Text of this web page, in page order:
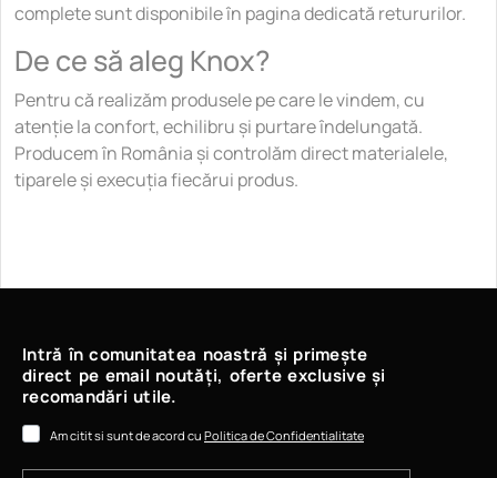
complete sunt disponibile în pagina dedicată retururilor.
De ce să aleg Knox?
Pentru că realizăm produsele pe care le vindem, cu
atenție la confort, echilibru și purtare îndelungată.
Producem în România și controlăm direct materialele,
tiparele și execuția fiecărui produs.
Intră în comunitatea noastră și primește
direct pe email noutăți, oferte exclusive și
recomandări utile.
Am citit si sunt de acord cu Politica de Confidentialitate